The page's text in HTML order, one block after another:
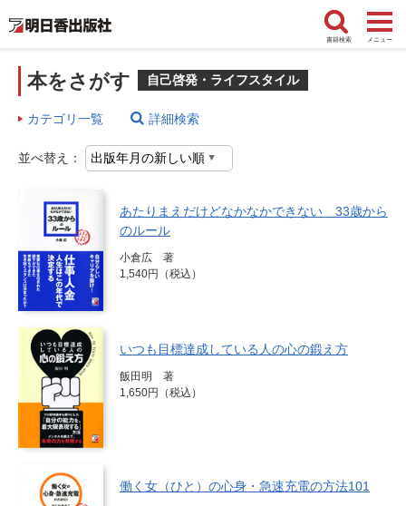
書籍検索 メニュー
本をさがす 自己啓発・ライフスタイル
カテゴリ一覧 詳細検索
並べ替え：
あたりまえだけどなかなかできない 33歳から
のルール
小倉広 著
1,540円（税込）
いつも目標達成している人の心の鍛え方
飯田明 著
1,650円（税込）
働く女（ひと）の心身・急速充電の方法101